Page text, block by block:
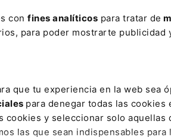
con fines analíticos para tratar de
para poder mostrarte publicidad
que tu experiencia en la web sea
para denegar todas las
cookies y seleccionar solo
las que sean indispensables para
de imponer
por las infracciones
2024 de 2 de
las baterías
DOUE